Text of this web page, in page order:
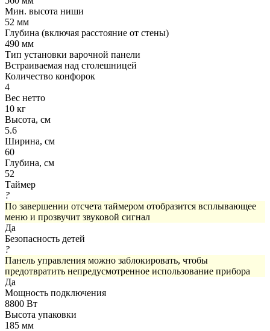
Мин. высота ниши
52 мм
Глубина (включая расстояние от стены)
490 мм
Тип установки варочной панели
Встраиваемая над столешницей
Количество конфорок
4
Вес нетто
10 кг
Высота, см
5.6
Ширина, см
60
Глубина, см
52
Таймер
?
По завершении отсчета таймером отобразится всплывающее
меню и прозвучит звуковой сигнал
Да
Безопасность детей
?
Панель управления можно заблокировать, чтобы
предотвратить непредусмотренное использование прибора
Да
Мощность подключения
8800 Вт
Высота упаковки
185 мм